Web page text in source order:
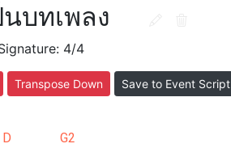
บทเพลง
4/4
Transpose Down Save to Event Script
G2